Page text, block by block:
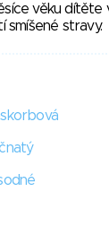
věku dítěte
smíšené stravy.